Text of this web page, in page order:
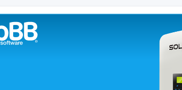
dudas sobre inversores solares Solax y temas relacionados.